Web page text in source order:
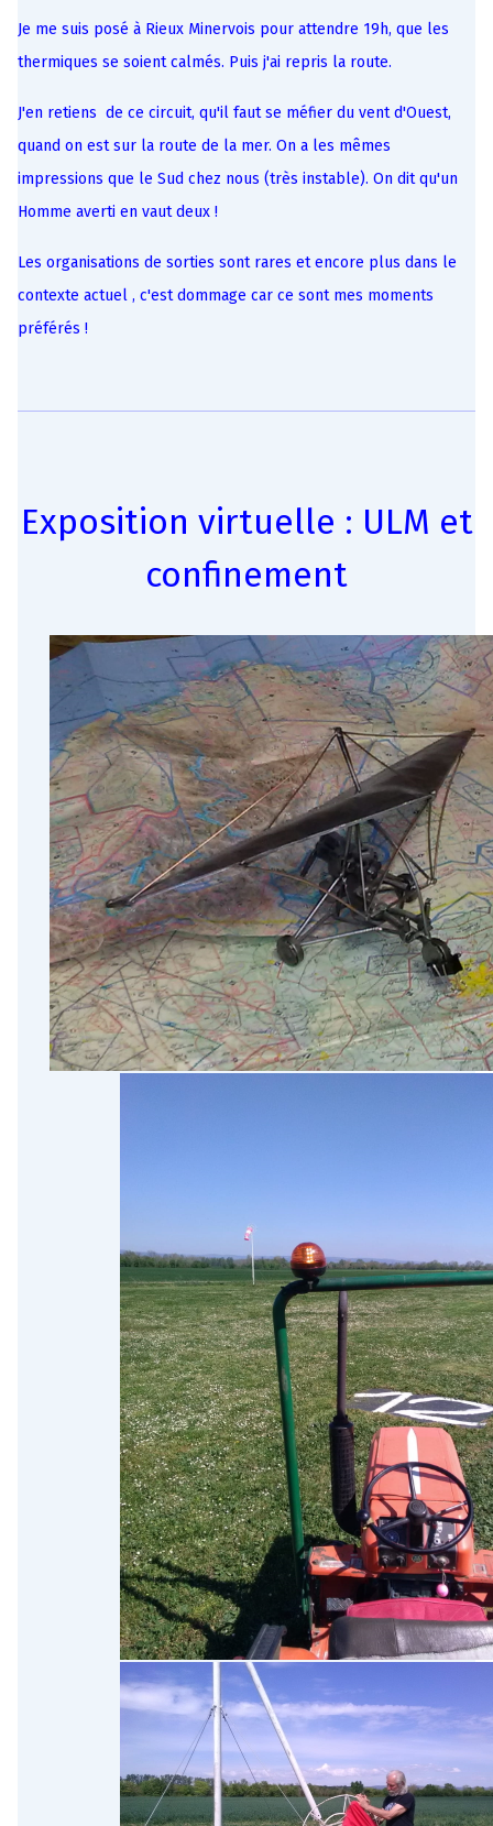
Je me suis posé à Rieux Minervois pour attendre 19h, que les
thermiques se soient calmés. Puis j'ai repris la route.
J'en retiens de ce circuit, qu'il faut se méfier du vent d'Ouest,
quand on est sur la route de la mer. On a les mêmes
impressions que le Sud chez nous (très instable). On dit qu'un
Homme averti en vaut deux !
Les organisations de sorties sont rares et encore plus dans le
contexte actuel , c'est dommage car ce sont mes moments
préférés !
Exposition virtuelle : ULM et
confinement